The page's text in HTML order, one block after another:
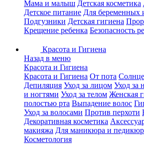
Мама и малыш Детская косметика
Детское питание Для беременных
Подгузники Детская гигиена
Крещение ребенка Безопасность
Красота и Гигиена
Назад в меню
Красота и Гигиена
Красота и Гигиена От пота
Депиляция Уход за лицом Уход за
и ногтями Уход за телом Женская
полостью рта Выпадение волос
Уход за волосами Против перхоти
Декоративная косметика
макияжа Для маникюра и
Косметология